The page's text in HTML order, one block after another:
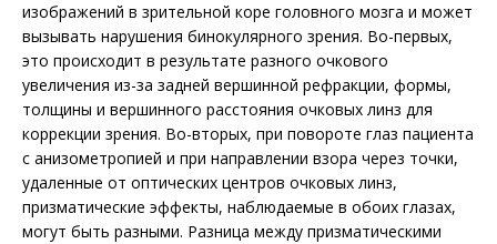
изображений в зрительной коре головного мозга и может
вызывать нарушения бинокулярного зрения. Во-первых,
это происходит в результате разного очкового
увеличения из-за задней вершинной рефракции, формы,
толщины и вершинного расстояния очковых линз для
коррекции зрения. Во-вторых, при повороте глаз пациента
с анизометропией и при направлении взора через точки,
удаленные от оптических центров очковых линз,
призматические эффекты, наблюдаемые в обоих глазах,
могут быть разными. Разница между призматическими